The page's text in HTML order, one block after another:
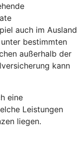
auch im Ausland
bestimmten
außerhalb der
kann
eine
Leistungen
liegen.